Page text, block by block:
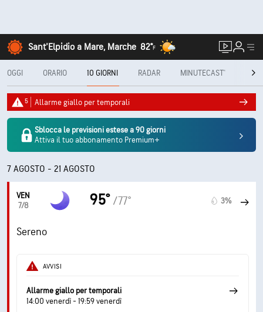
Sant'Elpidio a Mare, Marche 82°F
OGGI ORARIO 10 GIORNI RADAR MINUTECAST®
5 Allarme giallo per temporali
Sblocca le previsioni estese a 90 giorni
Attiva il tuo abbonamento Premium+
7 AGOSTO - 21 AGOSTO
VEN
7/8
95° /77° 3%
Sereno
AVVISI
Allarme giallo per temporali
14:00 venerdì - 19:59 venerdì